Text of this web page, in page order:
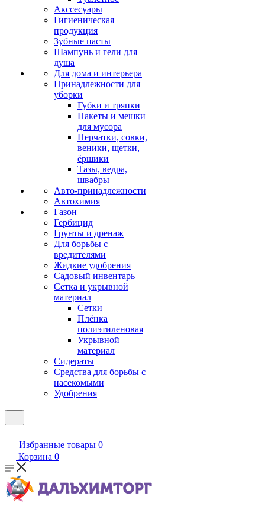
Акссесуары
Гигиеническая
продукция
Зубные пасты
Шампунь и гели для
душа
Для дома и интерьера
Принадлежности для
уборки
Губки и тряпки
Пакеты и мешки
для мусора
Перчатки, совки,
веники, щетки,
ёршики
Тазы, ведра,
швабры
Авто-принадлежности
Автохимия
Газон
Гербицид
Грунты и дренаж
Для борьбы с
вредителями
Жидкие удобрения
Садовый инвентарь
Сетка и укрывной
материал
Сетки
Плёнка
полиэтиленовая
Укрывной
материал
Сидераты
Средства для борьбы с
насекомыми
Удобрения
Избранные товары 0
Корзина 0